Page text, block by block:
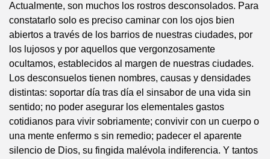
Actualmente, son muchos los rostros desconsolados. Para
constatarlo solo es preciso caminar con los ojos bien
abiertos a través de los barrios de nuestras ciudades, por
los lujosos y por aquellos que vergonzosamente
ocultamos, establecidos al margen de nuestras ciudades.
Los desconsuelos tienen nombres, causas y densidades
distintas: soportar día tras día el sinsabor de una vida sin
sentido; no poder asegurar los elementales gastos
cotidianos para vivir sobriamente; convivir con un cuerpo o
una mente enfermo s sin remedio; padecer el aparente
silencio de Dios, su fingida malévola indiferencia. Y tantos